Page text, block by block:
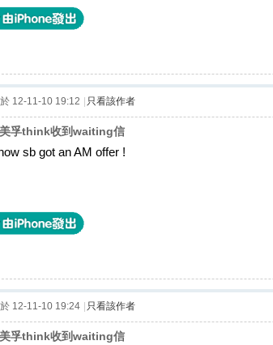
12-11-10 19:12 只看該作者
孚think收到waiting信
sb got an AM offer !
12-11-10 19:24 只看該作者
孚think收到waiting信